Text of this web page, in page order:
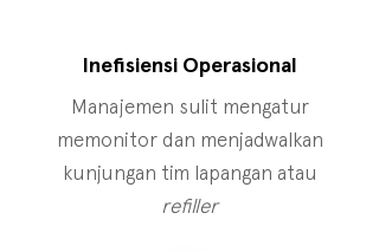
Inefisiensi Operasional
Manajemen sulit mengatur
memonitor dan menjadwalkan
kunjungan tim lapangan atau
refiller